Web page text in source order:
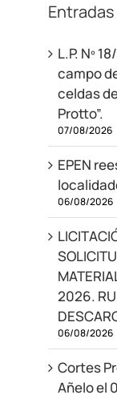
L.P. Nº
campo
celdas
Protto”.
07/08/2026
EPEN
06/08/2026
2026.
06/08/2026
Cortes
Añelo el